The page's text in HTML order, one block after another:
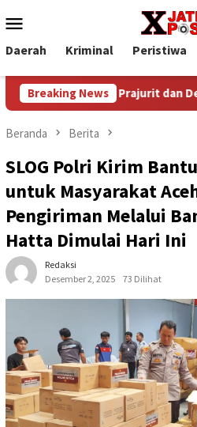
ke
kontenMobile
Daerah Kriminal Peristiwa
Breaking News
Mengayomi Prajurit dan Dekat
Beranda Berita
SLOG Polri Kirim
untuk Masyarakat
Pengiriman Melalui
Hatta Dimulai Hari Ini
Redaksi
Desember 2, 2025
73 Dilihat